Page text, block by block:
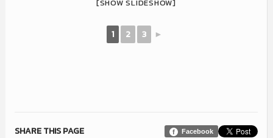
[SHOW SLIDESHOW]
1 2 3 ►
Facebook
SHARE THIS PAGE